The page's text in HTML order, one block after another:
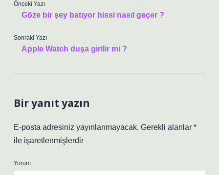
Önceki Yazı
Göze bir şey batıyor hissi nasıl geçer ?
Sonraki Yazı
Apple Watch duşa girilir mi ?
Bir yanıt yazın
E-posta adresiniz yayınlanmayacak. Gerekli alanlar *
ile işaretlenmişlerdir
Yorum